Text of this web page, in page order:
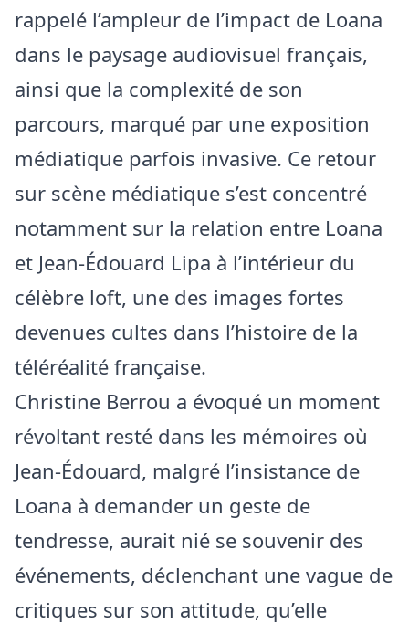
rappelé l’ampleur de l’impact de Loana
dans le paysage audiovisuel français,
ainsi que la complexité de son
parcours, marqué par une exposition
médiatique parfois invasive. Ce retour
sur scène médiatique s’est concentré
notamment sur la relation entre Loana
et Jean-Édouard Lipa à l’intérieur du
célèbre loft, une des images fortes
devenues cultes dans l’histoire de la
téléréalité française.
Christine Berrou a évoqué un moment
révoltant resté dans les mémoires où
Jean-Édouard, malgré l’insistance de
Loana à demander un geste de
tendresse, aurait nié se souvenir des
événements, déclenchant une vague de
critiques sur son attitude, qu’elle